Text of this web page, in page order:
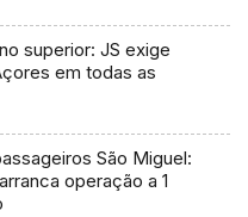
superior: JS exige
em todas as
São Miguel:
operação a 1